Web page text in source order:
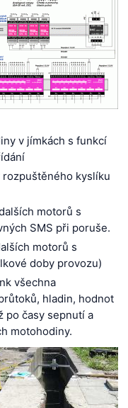
v jímkách s funkcí
kyslíku
motorů s
SMS při poruše.
motorů s
doby provozu)
všechna
hladin, hodnot
po časy sepnutí a
motohodiny.